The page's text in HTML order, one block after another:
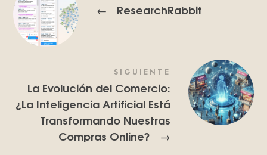
← ResearchRabbit
SIGUIENTE
La Evolución del Comercio:
¿La Inteligencia Artificial Está
Transformando Nuestras
Compras Online?
→